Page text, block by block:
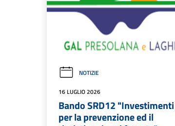
NOTIZIE
16 LUGLIO 2026
Bando SRD12 "Investimenti
per la prevenzione ed il